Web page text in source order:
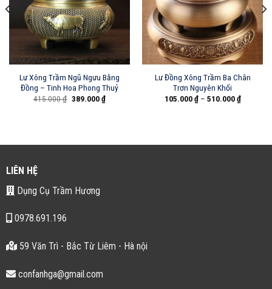
Lư Xông Trầm Ngũ Ngưu Bằng
Đồng – Tinh Hoa Phong Thuỷ
415.000₫ Giá
389.000₫Giá
hiện
Lư Đồng Xông Trầm Ba Chân
Trơn Nguyên Khối
105.000₫– 510.000₫
LIÊN HỆ
Dụng Cụ Trầm Hương
0978.691.196
59 Văn Trì - Bắc Từ Liêm - Hà nội
confanhga@gmail.com